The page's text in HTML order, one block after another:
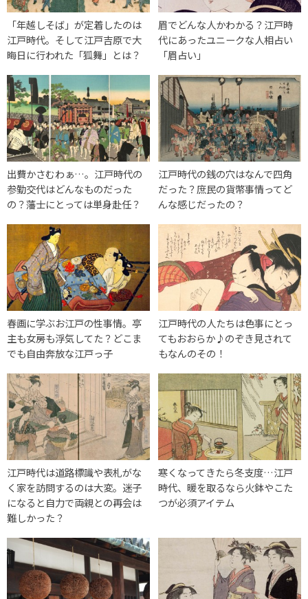
「年越しそば」が定着したのは
江戸時代。そして江戸吉原で大
晦日に行われた「狐舞」とは？
眉でどんな人かわかる？江戸時
代にあったユニークな人相占い
「眉占い」
出費かさむわぁ…。江戸時代の
参勤交代はどんなものだった
の？藩士にとっては単身赴任？
江戸時代の銭の穴はなんで四角
だった？庶民の貨幣事情ってど
んな感じだったの？
春画に学ぶお江戸の性事情。亭
主も女房も浮気してた？どこま
でも自由奔放な江戸っ子
江戸時代の人たちは色事にとっ
てもおおらか♪のぞき見されて
もなんのその！
江戸時代は道路標識や表札がな
く家を訪問するのは大変。迷子
になると自力で両親との再会は
難しかった？
寒くなってきたら冬支度…江戸
時代、暖を取るなら火鉢やこた
つが必須アイテム